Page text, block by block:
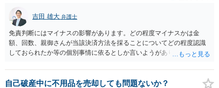
吉田 雄大 弁護士
免責判断にはマイナスの影響があります。どの程度マイナスかは金
額、回数、親御さんが当該決済方法を採ることについてどの程度認識
しておられたか等の個別事情に依るとしか言いようがありません。 と
なって相談し、善後策を考えることをお勧めします。
自己破産中に不用品を売却しても問題ないか？